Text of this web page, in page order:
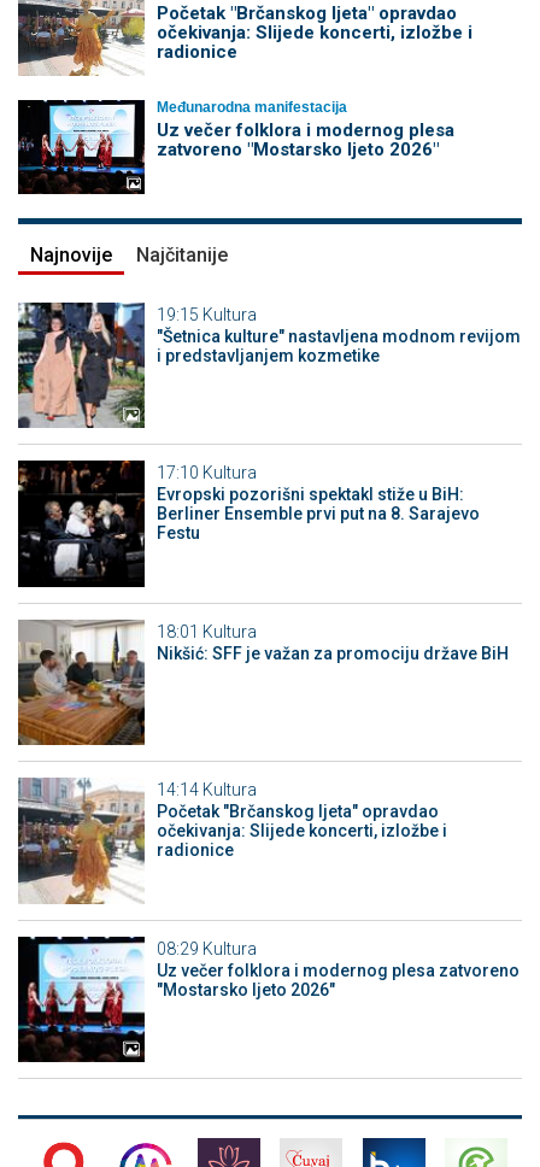
Početak "Brčanskog ljeta" opravdao
očekivanja: Slijede koncerti, izložbe i
radionice
Međunarodna manifestacija
Uz večer folklora i modernog plesa
zatvoreno "Mostarsko ljeto 2026"
Najnovije Najčitanije
19:15 Kultura
"Šetnica kulture" nastavljena modnom revijom
i predstavljanjem kozmetike
17:10 Kultura
Evropski pozorišni spektakl stiže u BiH:
Berliner Ensemble prvi put na 8. Sarajevo
Festu
18:01 Kultura
Nikšić: SFF je važan za promociju države BiH
14:14 Kultura
Početak "Brčanskog ljeta" opravdao
očekivanja: Slijede koncerti, izložbe i
radionice
08:29 Kultura
Uz večer folklora i modernog plesa zatvoreno
"Mostarsko ljeto 2026"